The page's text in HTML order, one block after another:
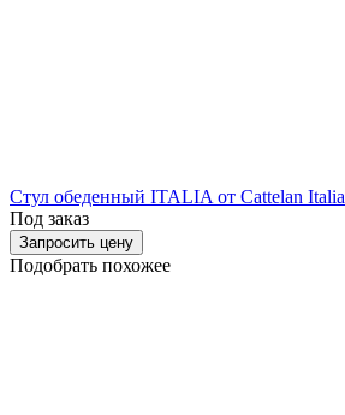
Стул обеденный ITALIA от Cattelan Italia
Под заказ
Запросить цену
Подобрать похожее